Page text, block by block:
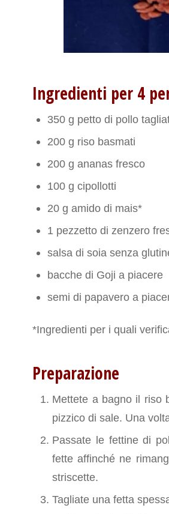
Ingredienti per 4
350 g petto di pollo
200 g riso basmati
200 g ananas fresco
100 g cipollotti
20 g amido di mais*
1 pezzetto di zenzero
salsa di soia senza
bacche di Goji a piacere
semi di papavero a
*Ingredienti per i quali
Preparazione
Mettete a bagno il riso
pizzico di sale. Una
Passate le fettine di
fette affinché ne
striscette.
Tagliate una fetta